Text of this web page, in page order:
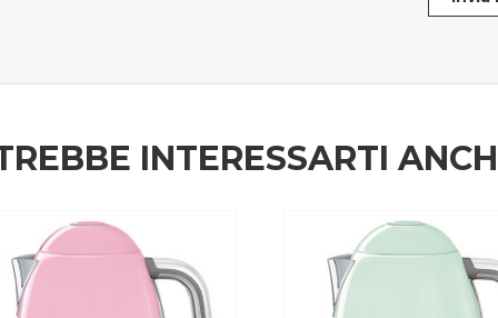
INTERESSARTI